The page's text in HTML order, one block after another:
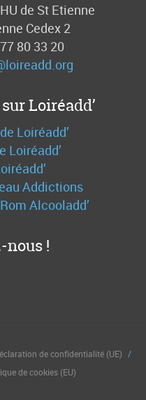
de St Etienne
Cedex 2
80 33 20
Loiréadd’
Loiréadd’
Loiréadd’
Addictions
Alcooladd’
nous !
de confidentialité (UE)
de cookies (EU)